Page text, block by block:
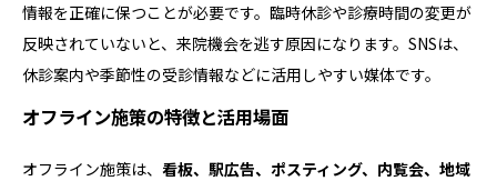
情報を正確に保つことが必要です。臨時休診や診療時間の変更が
反映されていないと、来院機会を逃す原因になります。SNSは、
休診案内や季節性の受診情報などに活用しやすい媒体です。
オフライン施策の特徴と活用場面
オフライン施策は、 看板、駅広告、ポスティング、内覧会、地域